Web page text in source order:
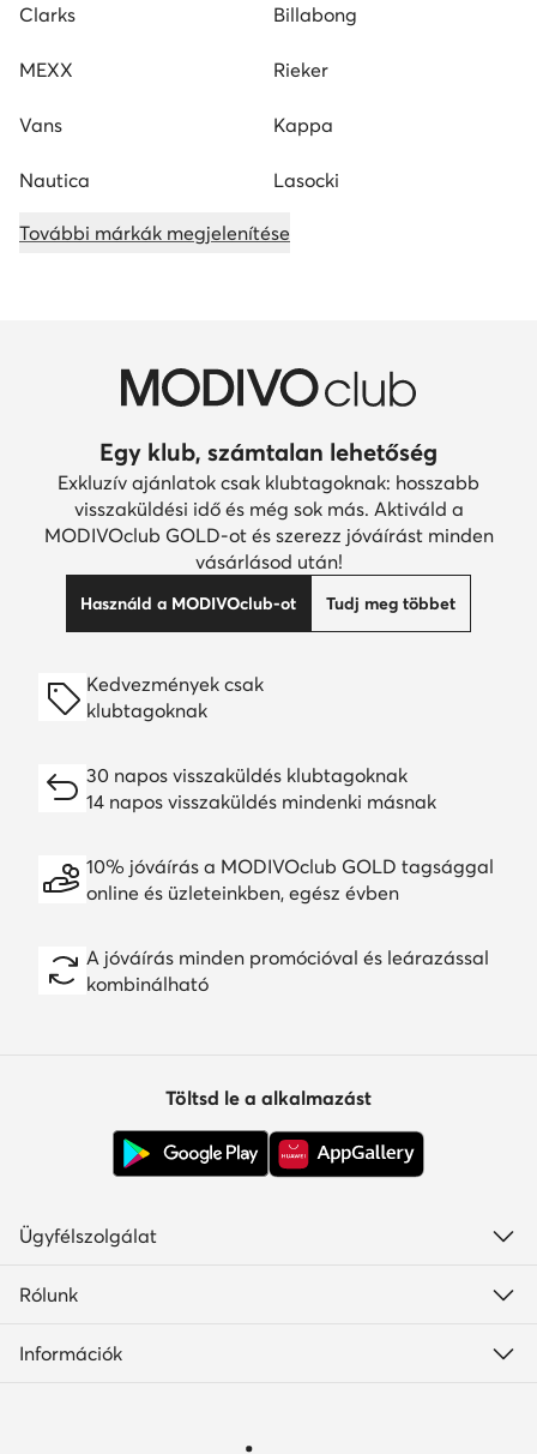
Clarks Billabong
MEXX Rieker
Vans Kappa
Nautica Lasocki
További márkák megjelenítése
Egy klub, számtalan lehetőség
Exkluzív ajánlatok csak klubtagoknak: hosszabb
visszaküldési idő és még sok más. Aktiváld a
MODIVOclub GOLD-ot és szerezz jóváírást minden
vásárlásod után!
Használd a MODIVOclub-ot Tudj meg többet
Kedvezmények csak
klubtagoknak
30 napos visszaküldés klubtagoknak
14 napos visszaküldés mindenki másnak
10% jóváírás a MODIVOclub GOLD tagsággal
online és üzleteinkben, egész évben
A jóváírás minden promócióval és leárazással
kombinálható
Töltsd le a alkalmazást
Ügyfélszolgálat
Rólunk
Információk